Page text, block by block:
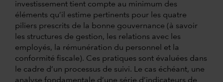
investissement tient compte au minimum des
éléments qu’il estime pertinents pour les quatre
piliers prescrits de la bonne gouvernance (à savoir
les structures de gestion, les relations avec les
employés, la rémunération du personnel et la
conformité fiscale). Ces pratiques sont évaluées dans
le cadre d’un processus de suivi. Le cas échéant, une